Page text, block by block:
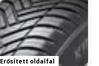
Erősített oldalfal